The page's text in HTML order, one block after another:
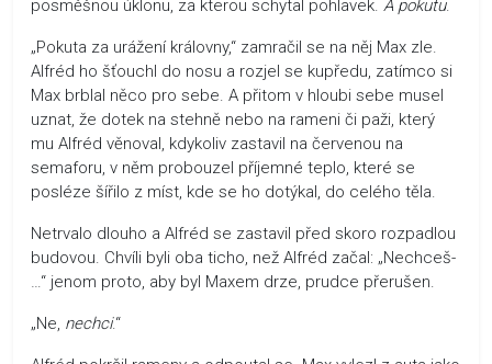
posměšnou úklonu, za kterou schytal pohlavek. A pokutu.
„Pokuta za urážení královny,“ zamračil se na něj Max zle.
Alfréd ho šťouchl do nosu a rozjel se kupředu, zatímco si
Max brblal něco pro sebe. A přitom v hloubi sebe musel
uznat, že dotek na stehně nebo na rameni či paži, který
mu Alfréd věnoval, kdykoliv zastavil na červenou na
semaforu, v něm probouzel příjemné teplo, které se
posléze šířilo z míst, kde se ho dotýkal, do celého těla.
Netrvalo dlouho a Alfréd se zastavil před skoro rozpadlou
budovou. Chvíli byli oba ticho, než Alfréd začal: „Nechceš-
…“ jenom proto, aby byl Maxem drze, prudce přerušen.
„Ne, nechci.“